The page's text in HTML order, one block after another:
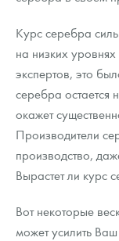
Русская нумизматика
Золотая карманная
Наборы подарочных
Монеты и жетоны из
Книги по нумизматике
Курс серебра
на низких
экспертов, это
серебра остается
окажет
Производители
производство,
Вырастет ли курс
Вот некоторые
может усилить